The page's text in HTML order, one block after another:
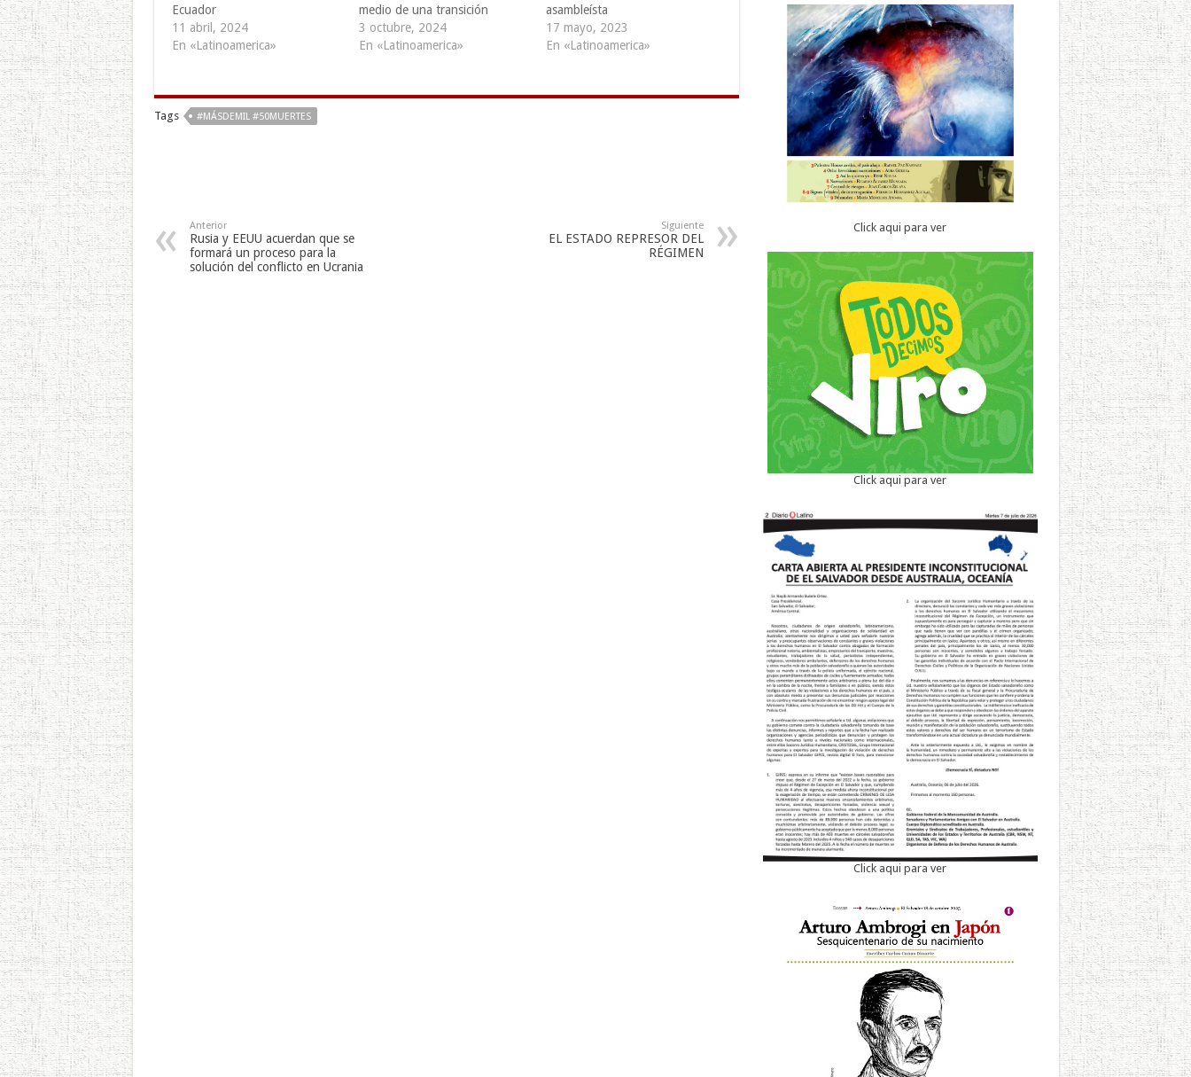
Ecuador
11 abril, 2024
En «Latinoamerica»
medio de una transición
3 octubre, 2024
En «Latinoamerica»
asambleísta
17 mayo, 2023
En «Latinoamerica»
Tags #MÁSDEMIL #50MUERTES
Anterior
Rusia y EEUU acuerdan que se
formará un proceso para la
solución del conflicto en Ucrania
Siguiente
EL ESTADO REPRESOR DEL
RÉGIMEN
Click aqui para ver
Click aqui para ver
Click aqui para ver